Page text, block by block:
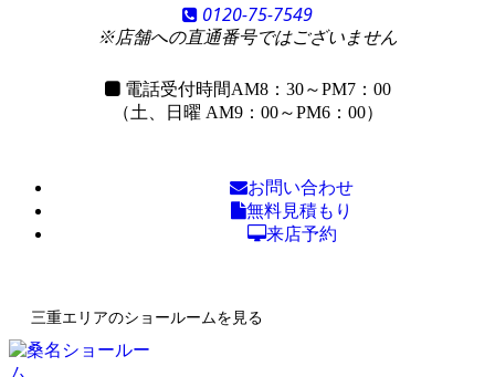
0120-75-7549
※店舗への直通番号ではございません
電話受付時間AM8：30～PM7：00
（土、日曜 AM9：00～PM6：00）
お問い合わせ
無料見積もり
来店予約
三重エリアのショールームを見る